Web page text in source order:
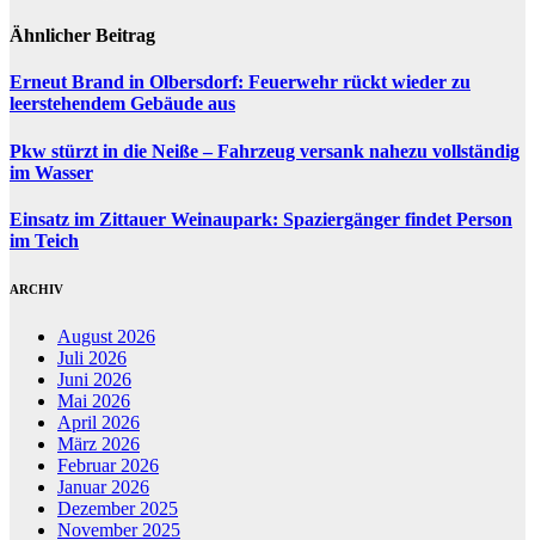
Ähnlicher Beitrag
Erneut Brand in Olbersdorf: Feuerwehr rückt wieder zu
leerstehendem Gebäude aus
Pkw stürzt in die Neiße – Fahrzeug versank nahezu vollständig
im Wasser
Einsatz im Zittauer Weinaupark: Spaziergänger findet Person
im Teich
ARCHIV
August 2026
Juli 2026
Juni 2026
Mai 2026
April 2026
März 2026
Februar 2026
Januar 2026
Dezember 2025
November 2025